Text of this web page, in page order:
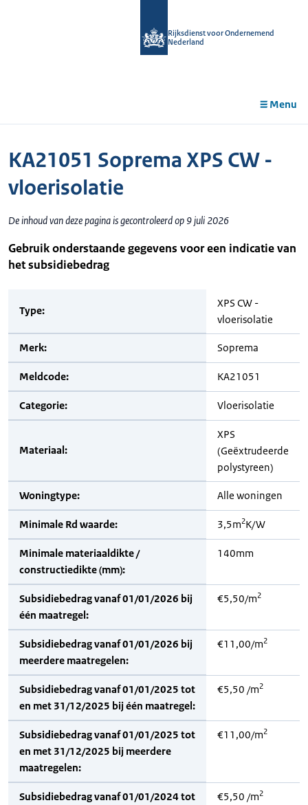
Rijksdienst voor Ondernemend
Nederland
Menu
KA21051 Soprema XPS CW -
vloerisolatie
De inhoud van deze pagina is gecontroleerd op 9 juli 2026
Gebruik onderstaande gegevens voor een indicatie van
het subsidiebedrag
Type:
XPS CW -
vloerisolatie
Merk: Soprema
Meldcode: KA21051
Categorie: Vloerisolatie
Materiaal:
XPS
(Geëxtrudeerde
polystyreen)
Woningtype: Alle woningen
Minimale Rd waarde: 3,5m2K/W
Minimale materiaaldikte /
constructiedikte (mm):
140mm
Subsidiebedrag vanaf 01/01/2026 bij
één maatregel:
€5,50/m2
Subsidiebedrag vanaf 01/01/2026 bij
meerdere maatregelen:
€11,00/m2
Subsidiebedrag vanaf 01/01/2025 tot
en met 31/12/2025 bij één maatregel:
€5,50 /m2
Subsidiebedrag vanaf 01/01/2025 tot
en met 31/12/2025 bij meerdere
maatregelen:
€11,00/m2
Subsidiebedrag vanaf 01/01/2024 tot
€5,50 /m2